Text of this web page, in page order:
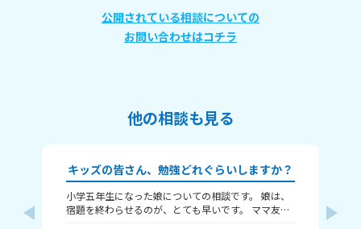
公開されている相談についての
お問い合わせはコチラ
他の相談も見る
キッズの皆さん、勉強どれぐらいしますか？
小学五年生になった娘についての相談です。 娘は、
宿題を終わらせるのが、とても早いです。 ママ友に